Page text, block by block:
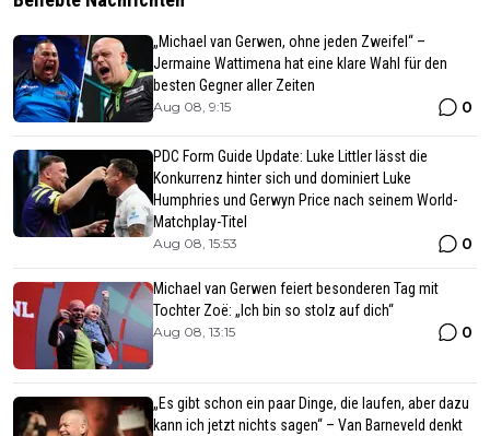
„Michael van Gerwen, ohne jeden Zweifel“ –
Jermaine Wattimena hat eine klare Wahl für den
besten Gegner aller Zeiten
Aug 08, 9:15 0
PDC Form Guide Update: Luke Littler lässt die
Konkurrenz hinter sich und dominiert Luke
Humphries und Gerwyn Price nach seinem World-
Matchplay-Titel
Aug 08, 15:53 0
Michael van Gerwen feiert besonderen Tag mit
Tochter Zoë: „Ich bin so stolz auf dich“
Aug 08, 13:15 0
„Es gibt schon ein paar Dinge, die laufen, aber dazu
kann ich jetzt nichts sagen“ – Van Barneveld denkt